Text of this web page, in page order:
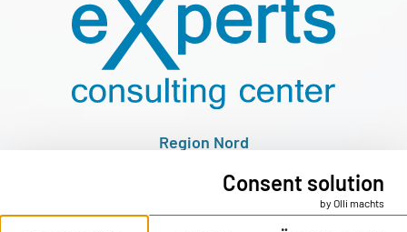
Region Nord
4490 St. FlorianConsent solution
by Olli machts